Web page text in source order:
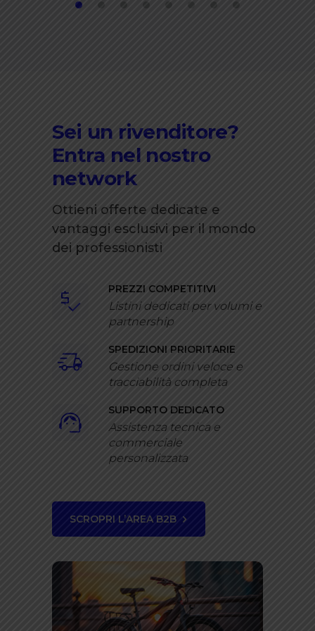
Sei un rivenditore?
Entra nel nostro
network
Ottieni offerte dedicate e
vantaggi esclusivi per il mondo
dei professionisti
PREZZI COMPETITIVI
Listini dedicati per volumi e
partnership
SPEDIZIONI PRIORITARIE
Gestione ordini veloce e
tracciabilità completa
SUPPORTO DEDICATO
Assistenza tecnica e
commerciale
personalizzata
SCROPRI L’AREA B2B